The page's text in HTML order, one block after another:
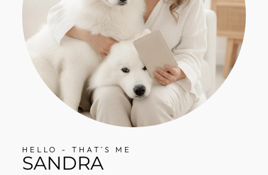
HELLO - THAT´S ME
SANDRA